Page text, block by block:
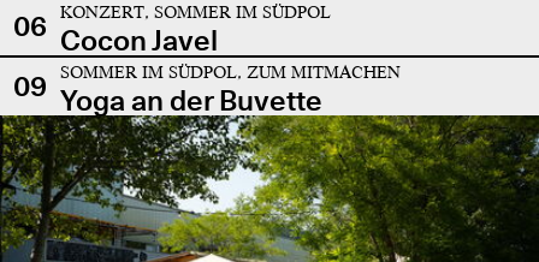
06 KONZERT, SOMMER IM SÜDPOL
Cocon Javel
09
SOMMER IM SÜDPOL, ZUM MITMACHEN
Yoga an der Buvette